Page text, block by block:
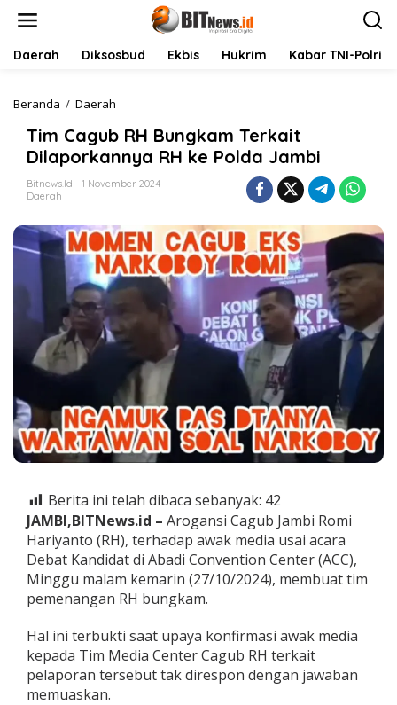
Daerah Diksosbud Ekbis Hukrim Kabar TNI-Polri
Beranda / Daerah
m
C
a
g
R
H
B
u
k
a
e
r
k
a
i
i
l
a
p
o
r
k
n
n
y
a
Tim Cagub RH Bungkam Terkait
Dilaporkannya RH ke Polda Jambi
Bitnews.id
1 November 2024
Daerah
Berita ini telah dibaca sebanyak: 42
JAMBI,BITNews.id – Arogansi Cagub Jambi Romi
Hariyanto (RH), terhadap awak media usai acara
Debat Kandidat di Abadi Convention Center (ACC),
Minggu malam kemarin (27/10/2024), membuat tim
pemenangan RH bungkam.
Hal ini terbukti saat upaya konfirmasi awak media
kepada Tim Media Center Cagub RH terkait
pelaporan tersebut tak direspon dengan jawaban
memuaskan.